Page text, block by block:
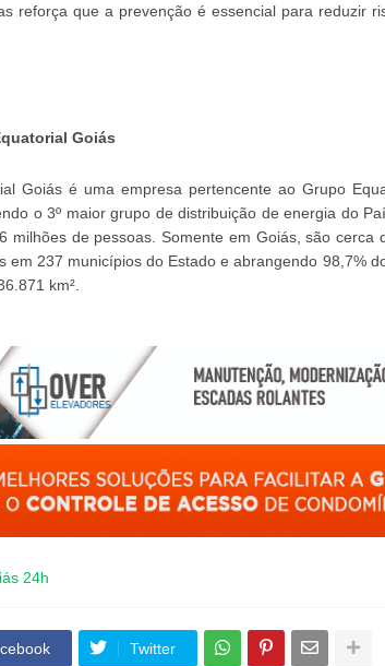
reforça que a prevenção é essencial para reduzir
Goiás
Goiás é uma empresa pertencente ao Grupo
o 3º maior grupo de distribuição de energia do
milhões de pessoas. Somente em Goiás, são cerca
em 237 municípios do Estado e abrangendo 98,7%
km².
24h
Twitter